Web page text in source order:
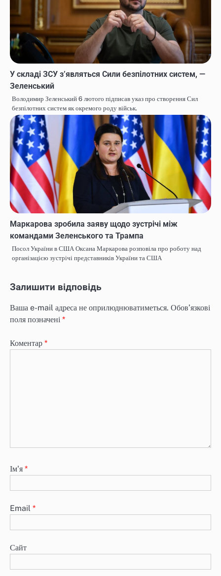
У складі ЗСУ зʼявляться Сили безпілотних систем, —
Зеленський
Володимир Зеленський 6 лютого підписав указ про створення Сил
безпілотних систем як окремого роду військ.
Маркарова зробила заяву щодо зустрічі між
командами Зеленського та Трампа
Посол України в США Оксана Маркарова розповіла про роботу над
організацією зустрічі представників України та США
Залишити відповідь
Ваша e-mail адреса не оприлюднюватиметься. Обов’язкові
поля позначені *
Коментар *
Ім'я *
Email *
Сайт